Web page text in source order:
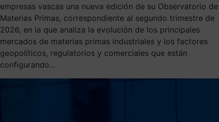
empresas vascas una nueva edición de su Observatorio de
Materias Primas, correspondiente al segundo trimestre de
2026, en la que analiza la evolución de los principales
mercados de materias primas industriales y los factores
geopolíticos, regulatorios y comerciales que están
configurando...